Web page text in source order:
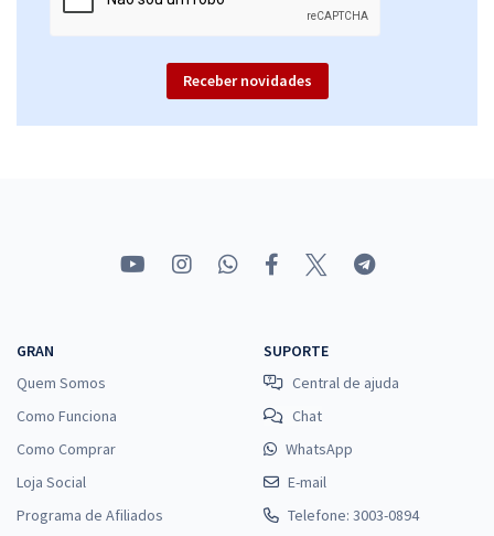
Receber novidades
GRAN
Quem Somos
Como Funciona
Como Comprar
Loja Social
Programa de Afiliados
SUPORTE
Central de ajuda
Chat
WhatsApp
E-mail
Telefone: 3003-0894